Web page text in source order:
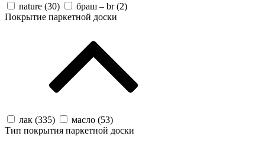
nature (30) браш – br (2)
Покрытие паркетной доски
лак (335) масло (53)
Тип покрытия паркетной доски